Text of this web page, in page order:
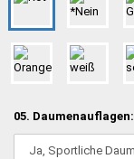
05. Daumenauflagen: